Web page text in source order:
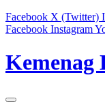
Facebook X (Twitter)
Facebook Instagram
Kemenag